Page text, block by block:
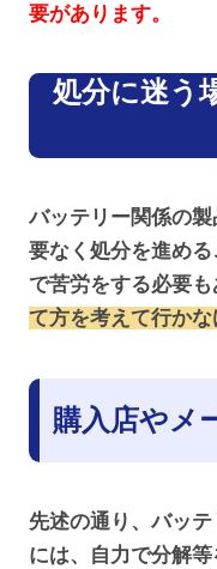
要があります。
処分に迷う
バッテリー関係の
要なく処分を進め
で苦労をする必要
て方を考えて行かな
購入店やメ
先述の通り、バッ
には、自力で分解等